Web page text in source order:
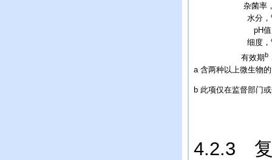
杂菌率
水分
pH值
细度
有效期b
a 含两种以上微生物
b 此项仅在监督部门
4.2.3 复